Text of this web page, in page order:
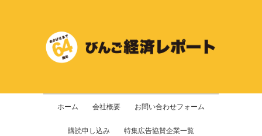
ホーム 会社概要 お問い合わせフォーム
購読申し込み 特集広告協賛企業一覧